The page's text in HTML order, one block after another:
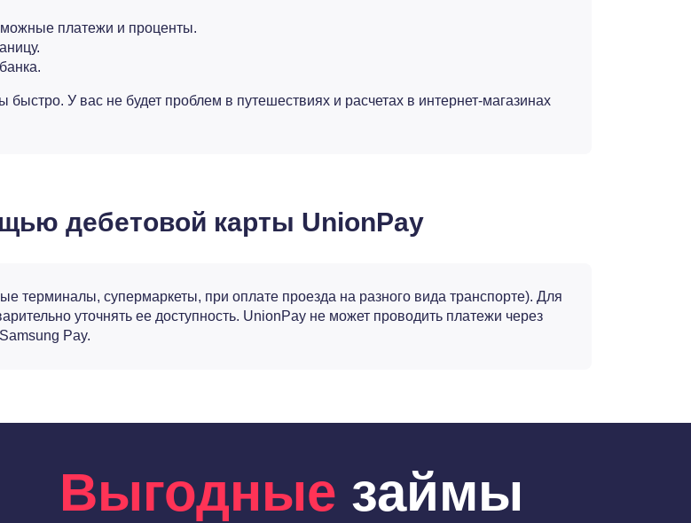
платежи и проценты.
У вас не будет проблем в путешествиях и расчетах в интернет-магазинах
дебетовой карты UnionPay
терминалы, супермаркеты, при оплате проезда на разного вида транспорте). Для
уточнять ее доступность. UnionPay не может проводить платежи через
Pay.
Выгодные займы